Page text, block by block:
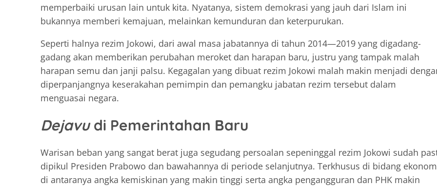
memperbaiki urusan lain untuk kita. Nyatanya, sistem demokrasi yang jauh dari Islam ini
bukannya memberi kemajuan, melainkan kemunduran dan keterpurukan.
Seperti halnya rezim Jokowi, dari awal masa jabatannya di tahun 2014—2019 yang digadang-
gadang akan memberikan perubahan meroket dan harapan baru, justru yang tampak malah
harapan semu dan janji palsu. Kegagalan yang dibuat rezim Jokowi malah makin menjadi
diperpanjangnya keserakahan pemimpin dan pemangku jabatan rezim tersebut dalam
menguasai negara.
Dejavudi Pemerintahan Baru
Warisan beban yang sangat berat juga segudang persoalan sepeninggal rezim Jokowi sudah
dipikul Presiden Prabowo dan bawahannya di periode selanjutnya. Terkhusus di bidang
di antaranya angka kemiskinan yang makin tinggi serta angka pengangguran dan PHK makin